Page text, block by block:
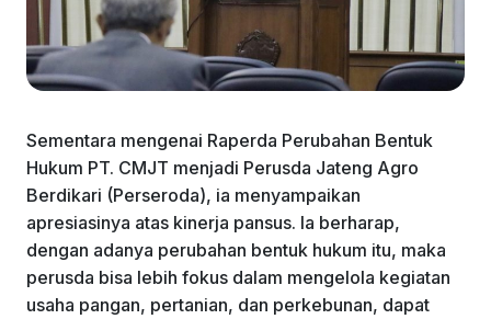
Sementara mengenai Raperda Perubahan Bentuk
Hukum PT. CMJT menjadi Perusda Jateng Agro
Berdikari (Perseroda), ia menyampaikan
apresiasinya atas kinerja pansus. Ia berharap,
dengan adanya perubahan bentuk hukum itu, maka
perusda bisa lebih fokus dalam mengelola kegiatan
usaha pangan, pertanian, dan perkebunan, dapat